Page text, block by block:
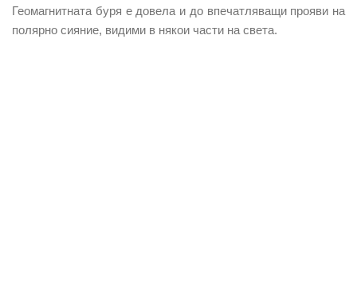
Геомагнитната буря е довела и до впечатляващи прояви на
полярно сияние, видими в някои части на света.